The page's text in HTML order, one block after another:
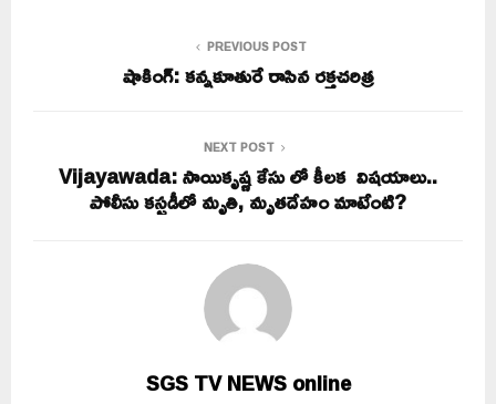
PREVIOUS POST
షాకింగ్: కన్నకూతురే రాసిన రక్తచరిత్ర
NEXT POST
Vijayawada: సాయికృష్ణ కేసు లో కీలక విషయాలు..
పోలీసు కస్టడీలో మృతి, మృతదేహం మాటేంటి?
SGS TV NEWS online